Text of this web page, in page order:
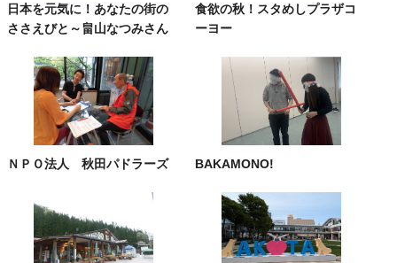
日本を元気に！あなたの街の
ささえびと～畠山なつみさん
食欲の秋！スタめしプラザコ
ーヨー
ＮＰＯ法人 秋田パドラーズ BAKAMONO!